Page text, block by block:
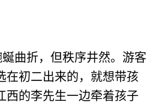
曲折，但秩序井然。游客
在初二出来的，就想带孩
西的李先生一边牵着孩子